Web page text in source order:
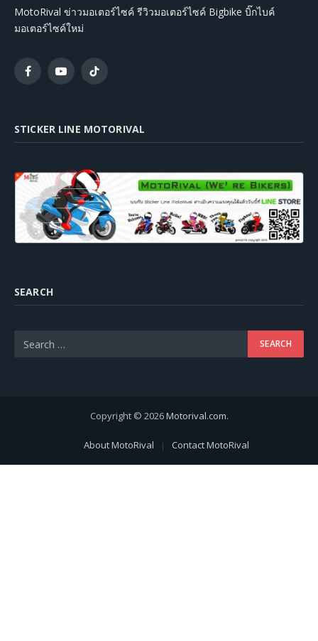
MotoRival ข่าวมอเตอร์ไซค์ รีวิวมอเตอร์ไซค์ Bigbike บิ๊กไบค์
มอเตอร์ไซค์ใหม่
FacebookYouTubeTikTok
STICKER LINE MOTORIVAL
SEARCH
Copyright © 2026Motorival.com.
About MotoRival Contact MotoRival